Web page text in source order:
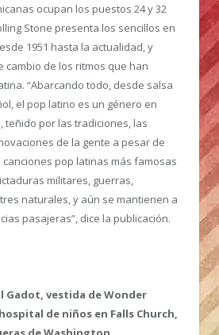
ocupan los puestos 24 y 32
Stone presenta los sencillos en
1951 hasta la actualidad, y
cambio de los ritmos que han
“Abarcando todo, desde salsa
el pop latino es un género en
teñido por las tradiciones, las
de la gente a pesar de
pop latinas más famosas
militares, guerras,
naturales, y aún se mantienen a
pasajeras”, dice la publicación.
Gadot, vestida de Wonder
de niños en Falls Church,